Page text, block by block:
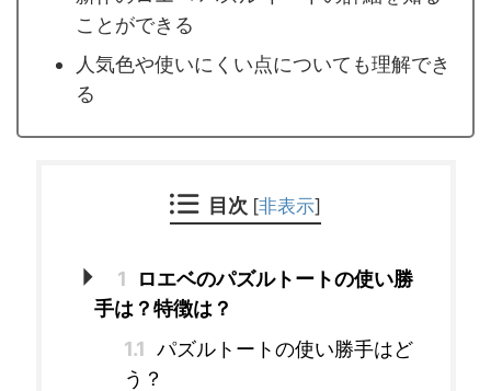
ことができる
人気色や使いにくい点についても理解でき
る
目次 [非表示]
1
ロエベのパズルトートの使い勝
手は？特徴は？
1.1 パズルトートの使い勝手はど
う？